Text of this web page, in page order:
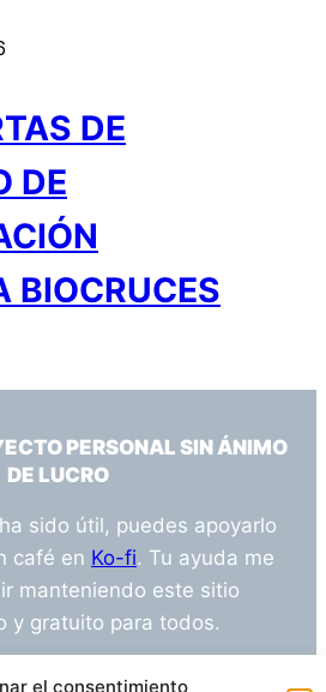
el consentimiento
DE
DE
BIOCRUCES
PERSONAL SIN ÁNIMO
DE LUCRO
sido útil, puedes apoyarlo
café en Ko-fi. Tu ayuda me
manteniendo este sitio
y gratuito para todos.
o sugerencia? Escríbeme